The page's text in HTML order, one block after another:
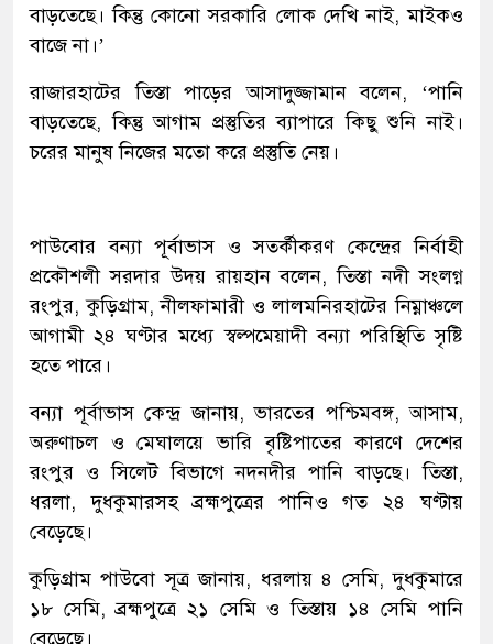
বাড়তেছে। কিন্তু কোনো সরকারি লোক দেখি নাই, মাইকও
বাজে না।’
রাজারহাটের তিস্তা পাড়ের আসাদুজ্জামান বলেন, ‘পানি
বাড়তেছে, কিন্তু আগাম প্রস্তুতির ব্যাপারে কিছু শুনি নাই।
চরের মানুষ নিজের মতো করে প্রস্তুতি নেয়।
পাউবোর বন্যা পূর্বাভাস ও সতর্কীকরণ কেন্দ্রের নির্বাহী
প্রকৌশলী সরদার উদয় রায়হান বলেন, তিস্তা নদী সংলগ্ন
রংপুর, কুড়িগ্রাম, নীলফামারী ও লালমনিরহাটের নিম্নাঞ্চলে
আগামী ২৪ ঘণ্টার মধ্যে স্বল্পমেয়াদী বন্যা পরিস্থিতি সৃষ্টি
হতে পারে।
বন্যা পূর্বাভাস কেন্দ্র জানায়, ভারতের পশ্চিমবঙ্গ, আসাম,
অরুণাচল ও মেঘালয়ে ভারি বৃষ্টিপাতের কারণে দেশের
রংপুর ও সিলেট বিভাগে নদনদীর পানি বাড়ছে। তিস্তা,
ধরলা, দুধকুমারসহ ব্রহ্মপুত্রের পানিও গত ২৪ ঘণ্টায়
বেড়েছে।
কুড়িগ্রাম পাউবো সূত্র জানায়, ধরলায় ৪ সেমি, দুধকুমারে
১৮ সেমি, ব্রহ্মপুত্রে ২১ সেমি ও তিস্তায় ১৪ সেমি পানি
বেড়েছে।